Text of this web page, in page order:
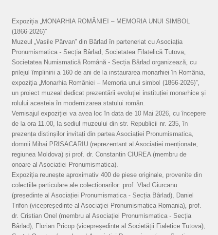
Expoziția „MONARHIA ROMÂNIEI – MEMORIA UNUI SIMBOL
(1866-2026)”
Muzeul „Vasile Pârvan” din Bârlad în parteneriat cu Asociația
Pronumismatica - Secția Bârlad, Societatea Filatelică Tutova,
Societatea Numismatică Română - Secția Bârlad organizează, cu
prilejul împlinirii a 160 de ani de la instaurarea monarhiei în România,
expoziția „Monarhia României – Memoria unui simbol (1866-2026)”,
un proiect muzeal dedicat prezentării evoluției instituției monarhice și
rolului acesteia în modernizarea statului român.
Vernisajul expoziției va avea loc în data de 10 Mai 2026, cu începere
de la ora 11.00, la sediul muzeului din str. Republicii nr. 235, în
prezența distinșilor invitați din partea Asociației Pronumismatica,
domnii Mihai PRISACARIU (reprezentant al Asociației menționate,
regiunea Moldova) și prof. dr. Constantin CIUREA (membru de
onoare al Asociatiei Pronumismatica).
Expoziția reunește aproximativ 400 de piese originale, provenite din
colecțiile particulare ale colecționarilor: prof. Vlad Giurcanu
(președinte al Asociației Pronumismatica - Secția Bârlad), Daniel
Trifon (vicepreședinte al Asociației Pronumismatica Romania), prof.
dr. Cristian Onel (membru al Asociației Pronumismatica - Secția
Bârlad), Florian Pricop (vicepreședinte al Societății Fialetice Tutova),